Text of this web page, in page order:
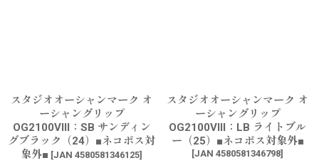
スタジオオーシャンマーク オ
ーシャングリップ
OG2100VIII：SB サンディン
グブラック（24）■ネコポス対
象外■ [JAN 4580581346125]
スタジオオーシャンマーク オ
ーシャングリップ
OG2100VIII：LB ライトブル
ー（25）■ネコポス対象外■
[JAN 4580581346798]